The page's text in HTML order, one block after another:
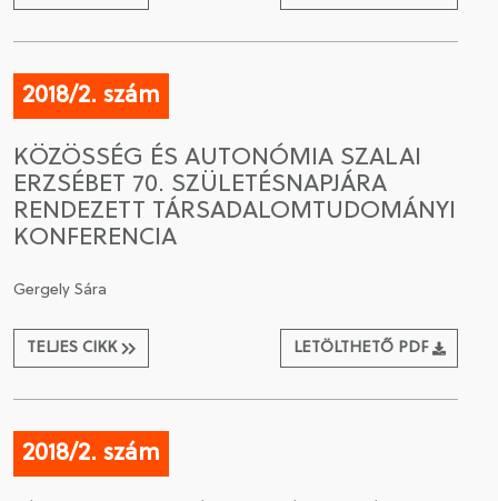
2018/2. szám
KÖZÖSSÉG ÉS AUTONÓMIA SZALAI
ERZSÉBET 70. SZÜLETÉSNAPJÁRA
RENDEZETT TÁRSADALOMTUDOMÁNYI
KONFERENCIA
Gergely Sára
TELJES CIKK LETÖLTHETŐ PDF
2018/2. szám